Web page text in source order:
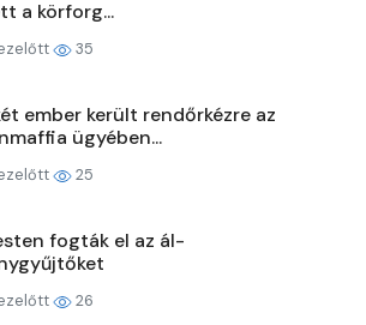
a körforg...
35
ember került rendőrkézre az
ügyében...
25
fogták el az ál-
26